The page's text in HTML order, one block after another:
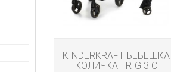
KINDERKRAFT БЕБЕШКА
КОЛИЧКА TRIG 3 С